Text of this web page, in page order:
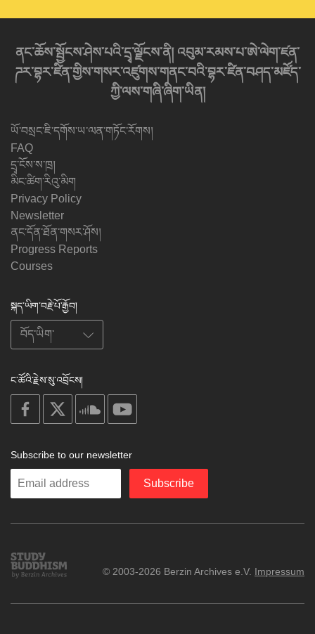
ནང་ཆོས་སྦྱོངས་ཤེས་པའི་དྲྭ་ལྗོངས་ནི། འབུམ་རམས་པ་ཨེ་ལེག་ཛན་
ཌར་བྷར་ཛིན་གྱིས་གསར་འཛུགས་གནང་བའི་བྷར་ཛིན་བཤད་མཛོད་
ཀྱི་ལས་གཞི་ཞིག་ཡིན།
ཡོ་བསྲང་ཇི་དགོས་ཡ་ལན་གཏོང་རོགས།
FAQ
དྲྭ་ངོས་ས་ཁྲ།
མིང་ཚིག་རིའུ་མིག
Privacy Policy
Newsletter
ནང་དོན་ཐོན་གསར་ཤོས།
Progress Reports
Courses
སྐད་ཡིག་བརྗེ་པོ་རྒྱོབ།
ང་ཚོའི་རྗེས་སུ་འབྲོངས།
on
facebook
soundcloud
Subscribe to our newsletter
Enter
Subscribe
Study
Buddhism
© 2003-2026 Berzin Archives e.V. Impressum